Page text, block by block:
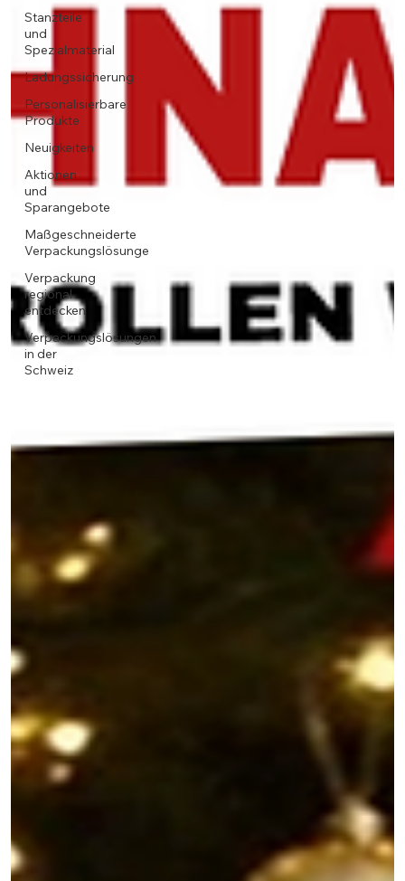
Stanzteile
und
Spezialmaterial
Ladungssicherung
Personalisierbare
Produkte
Neuigkeiten
Aktionen
und
Sparangebote
Maßgeschneiderte
Verpackungslösunge
Verpackung
regional
entdecken
Verpackungslösungen
in der
Schweiz